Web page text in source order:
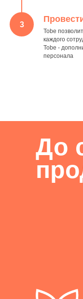
3
Tobe
каждого
Tobe -
персонала
До